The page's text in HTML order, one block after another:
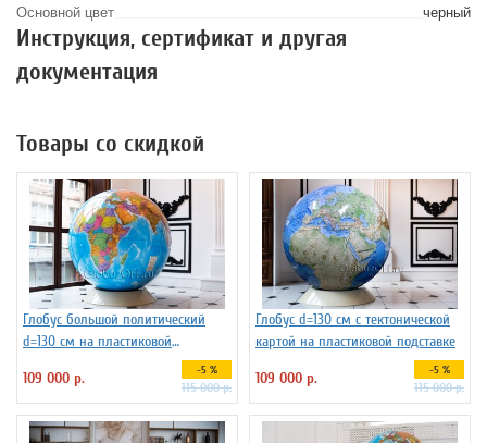
Основной цвет
черный
Инструкция, сертификат и другая
документация
Товары со скидкой
Глобус большой политический
d=130 см на пластиковой
109 000 р. -5 %
115 000 р.
Глобус d=130 см с тектонической
картой на пластиковой подставке
109 000 р.
-5 %
115 000 р.